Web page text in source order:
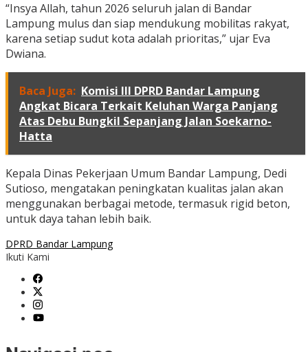
“Insya Allah, tahun 2026 seluruh jalan di Bandar
Lampung mulus dan siap mendukung mobilitas rakyat,
karena setiap sudut kota adalah prioritas,” ujar Eva
Dwiana.
Baca Juga: Komisi III DPRD Bandar Lampung
Angkat Bicara Terkait Keluhan Warga Panjang
Atas Debu Bungkil Sepanjang Jalan Soekarno-
Hatta
Kepala Dinas Pekerjaan Umum Bandar Lampung, Dedi
Sutioso, mengatakan peningkatan kualitas jalan akan
menggunakan berbagai metode, termasuk rigid beton,
untuk daya tahan lebih baik.
DPRD Bandar Lampung
Ikuti Kami